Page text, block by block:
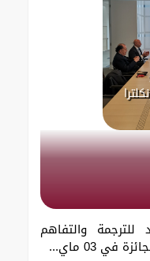
والتفاهم
03 ماي...